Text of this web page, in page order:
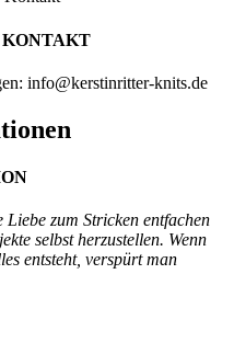
info@kerstinritter-knits.de
Liebe zum Stricken entfachen
selbstherzustellen. Wenn
entsteht, verspürtman